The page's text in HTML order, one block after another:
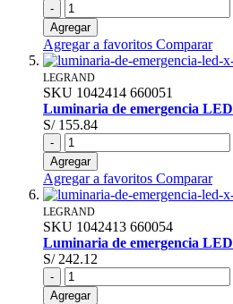
-
Agregar
Agregar a favoritos Comparar
LEGRAND
SKU 1042414 660051
Luminaria de emergencia
S/ 155.84
-
Agregar
Agregar a favoritos Comparar
LEGRAND
SKU 1042413 660054
Luminaria de emergencia
S/ 242.12
-
Agregar